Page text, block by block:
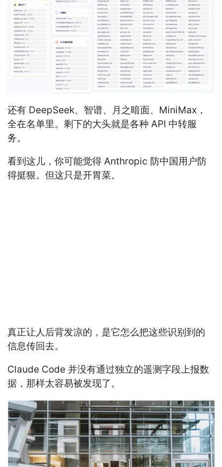
还有 DeepSeek、智谱、月之暗面、MiniMax，
全在名单里。剩下的大头就是各种 API 中转服
务。
看到这儿，你可能觉得 Anthropic 防中国用户防
得挺狠。但这只是开胃菜。
真正让人后背发凉的，是它怎么把这些识别到的
信息传回去。
Claude Code 并没有通过独立的遥测字段上报数
据，那样太容易被发现了。